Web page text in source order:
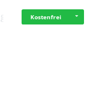
Kostenfrei